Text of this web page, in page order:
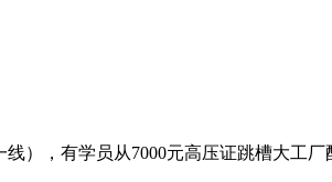
，有学员从7000元高压证跳槽大工厂